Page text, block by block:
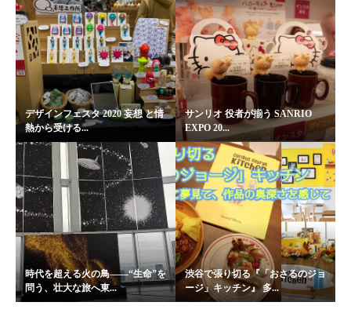
デザインフェスタ 2020 妄想 と情
熱から受ける...
サンリオ 役者が揃う SANRIO
EXPO 20...
時代を超える火の鳥――“生命”を
問う、壮大な旅へ東...
渋谷で張り切る『「おさるのジョ
ージ」キッチン』 多...